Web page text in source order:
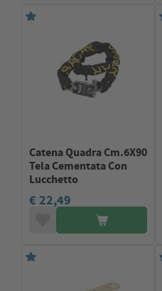
Catena Quadra Cm.6X90
Tela Cementata Con
Lucchetto
€ 22,49